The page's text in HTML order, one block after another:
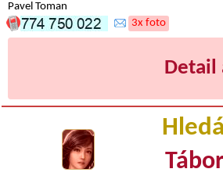
Pavel Toman
3x foto
Detail
Tábor